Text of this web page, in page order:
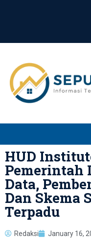
HUD
Pemerintah
Data,
Dan Skema
Terpadu
Redaksi January 16,